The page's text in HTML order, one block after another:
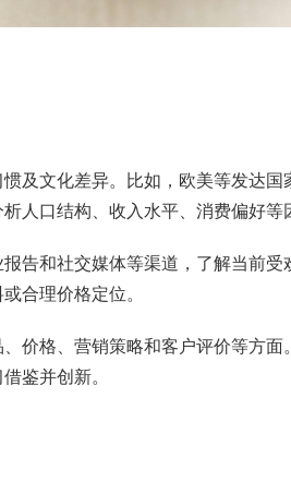
及文化差异。比如，欧美等发达
口结构、收入水平、消费偏好等
告和社交媒体等渠道，了解当前
合理价格定位。
价格、营销策略和客户评价等方
鉴并创新。